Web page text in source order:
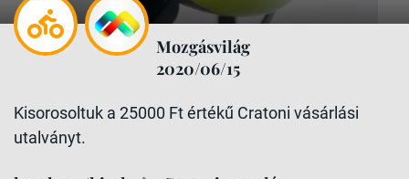
Mozgásvilág
2020/06/15
Kisorosoltuk a 25000 Ft értékű Cratoni vásárlási
utalványt.